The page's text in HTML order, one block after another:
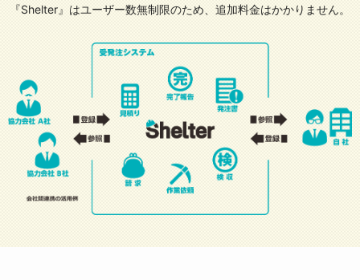
『Shelter』はユーザー数無制限のため、追加料金はかかりません。